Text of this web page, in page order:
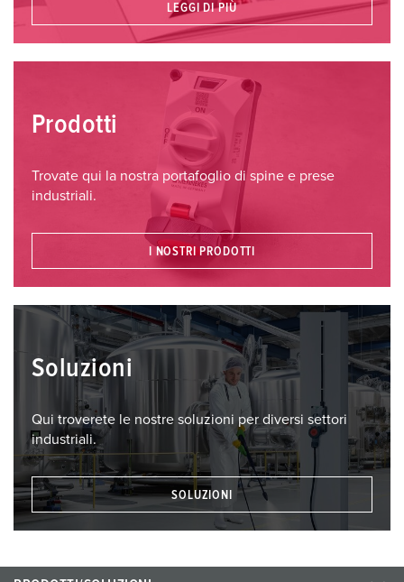
LEGGI DI PIÙ
Prodotti
Trovate qui la nostra portafoglio di spine e prese
industriali.
I NOSTRI PRODOTTI
Soluzioni
Qui troverete le nostre soluzioni per diversi settori
industriali.
SOLUZIONI